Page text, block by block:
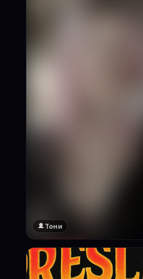
🔞 18+
Натисни за преглед
Тони